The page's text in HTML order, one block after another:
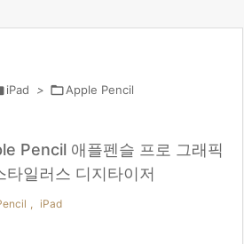
iPad > Apple Pencil
Pencil 애플펜슬 프로 그래픽
일러스 디지타이저
iPad